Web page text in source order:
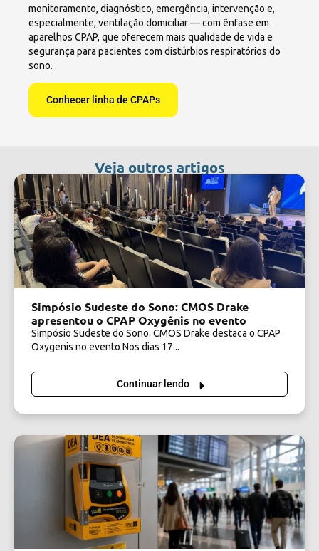
monitoramento, diagnóstico, emergência, intervenção e,
especialmente, ventilação domiciliar — com ênfase em
aparelhos CPAP, que oferecem mais qualidade de vida e
segurança para pacientes com distúrbios respiratórios do
sono.
Conhecer linha de CPAPs
Veja outros artigos
Simpósio Sudeste do Sono: CMOS Drake
apresentou o CPAP Oxygênis no evento
Simpósio Sudeste do Sono: CMOS Drake destaca o CPAP
Oxygenis no evento Nos dias 17...
Continuar lendo